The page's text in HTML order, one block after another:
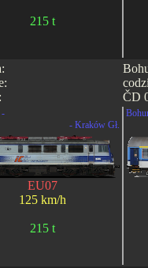
215 t
ČD
-
- Kraków Gł.
EU07
125 km/h
215 t